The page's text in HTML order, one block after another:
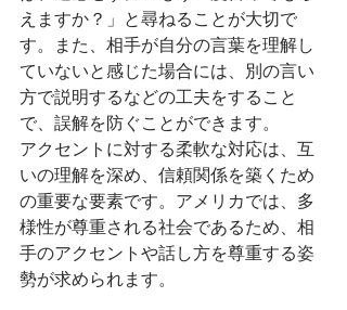
えますか？」と尋ねることが大切で
す。また、相手が自分の言葉を理解し
ていないと感じた場合には、別の言い
方で説明するなどの工夫をすること
で、誤解を防ぐことができます。
アクセントに対する柔軟な対応は、互
いの理解を深め、信頼関係を築くため
の重要な要素です。アメリカでは、多
様性が尊重される社会であるため、相
手のアクセントや話し方を尊重する姿
勢が求められます。